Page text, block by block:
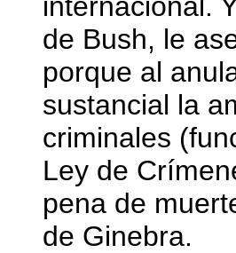
de Bush, le
porque al
sustancial la
criminales
Ley de
pena de
de Ginebra.